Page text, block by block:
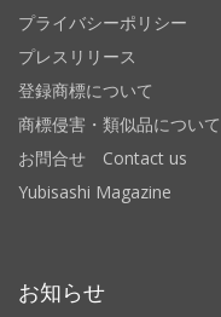
プライバシーポリシー
プレスリリース
登録商標について
商標侵害・類似品について
お問合せ Contact us
Yubisashi Magazine
お知らせ